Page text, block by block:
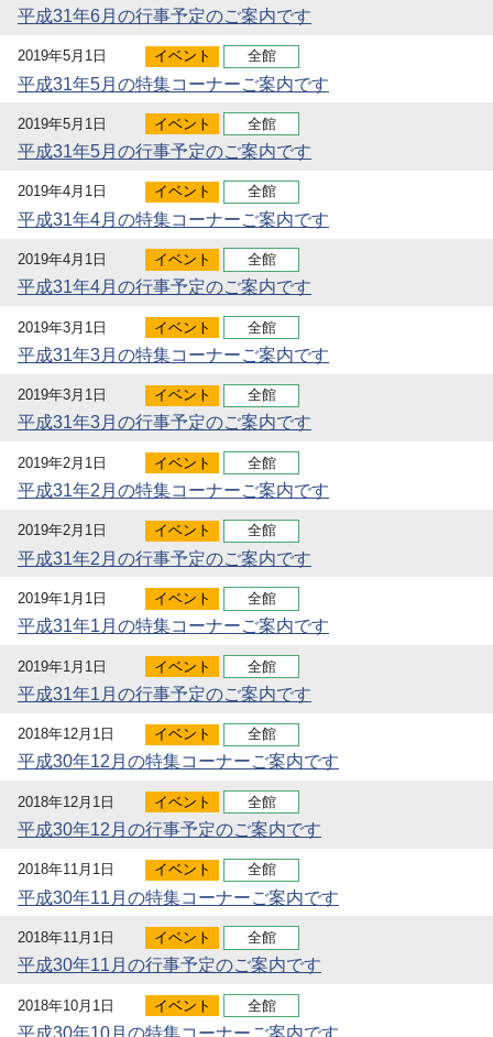
平成31年6月の行事予定のご案内です
2019年5月1日 イベント 全館
平成31年5月の特集コーナーご案内です
2019年5月1日 イベント 全館
平成31年5月の行事予定のご案内です
2019年4月1日 イベント 全館
平成31年4月の特集コーナーご案内です
2019年4月1日 イベント 全館
平成31年4月の行事予定のご案内です
2019年3月1日 イベント 全館
平成31年3月の特集コーナーご案内です
2019年3月1日 イベント 全館
平成31年3月の行事予定のご案内です
2019年2月1日 イベント 全館
平成31年2月の特集コーナーご案内です
2019年2月1日 イベント 全館
平成31年2月の行事予定のご案内です
2019年1月1日 イベント 全館
平成31年1月の特集コーナーご案内です
2019年1月1日 イベント 全館
平成31年1月の行事予定のご案内です
2018年12月1日 イベント 全館
平成30年12月の特集コーナーご案内です
2018年12月1日 イベント 全館
平成30年12月の行事予定のご案内です
2018年11月1日 イベント 全館
平成30年11月の特集コーナーご案内です
2018年11月1日 イベント 全館
平成30年11月の行事予定のご案内です
2018年10月1日 イベント 全館
平成30年10月の特集コーナーご案内です